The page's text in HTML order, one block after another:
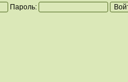
Пароль: